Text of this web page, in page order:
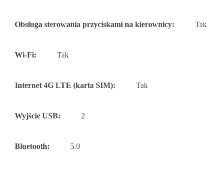
Obsługa sterowania przyciskami na kierownicy: Tak
Wi-Fi: Tak
Internet 4G LTE (karta SIM): Tak
Wyjście USB: 2
Bluetooth: 5.0